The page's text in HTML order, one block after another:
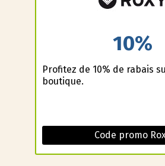
10%
Profitez de 10% de rabais
boutique.
Code promo